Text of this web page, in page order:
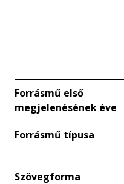
Forrásmű első
megjelenésének éve
Forrásmű típusa
Szövegforma